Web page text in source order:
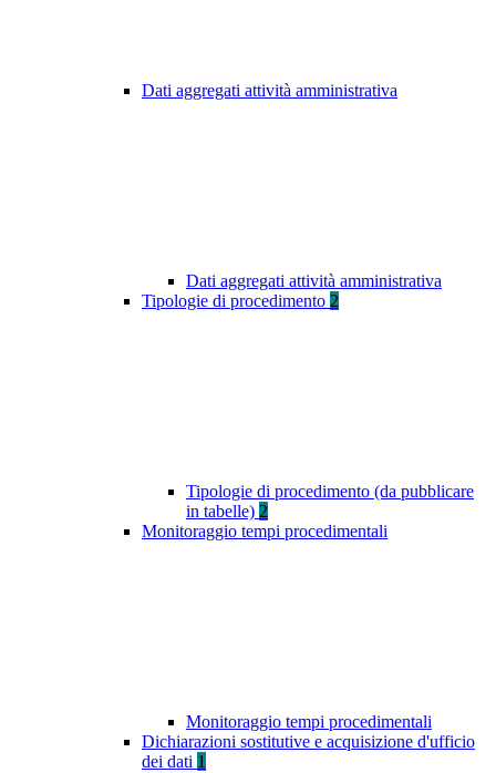
Dati aggregati attività amministrativa
Dati aggregati attività amministrativa
Tipologie di procedimento 2
Tipologie di procedimento (da pubblicare
in tabelle) 2
Monitoraggio tempi procedimentali
Monitoraggio tempi procedimentali
Dichiarazioni sostitutive e acquisizione d'ufficio
dei dati 1